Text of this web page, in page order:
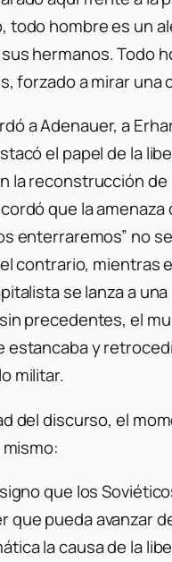
todo hombre es un
hermanos. Todo
forzado a mirar una
a Adenauer, a
el papel de la
la reconstrucción de
que la amenaza
enterraremos” no se
contrario, mientras
se lanza a una
precedentes, el
estancaba y
militar.
del discurso, el
que los
que pueda avanzar
la causa de la